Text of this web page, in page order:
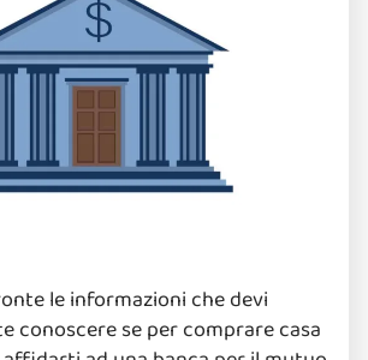
le informazioni che devi
conoscere se per comprare casa